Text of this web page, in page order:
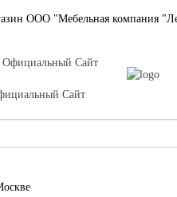
ООО "Мебельная компания
Сайт